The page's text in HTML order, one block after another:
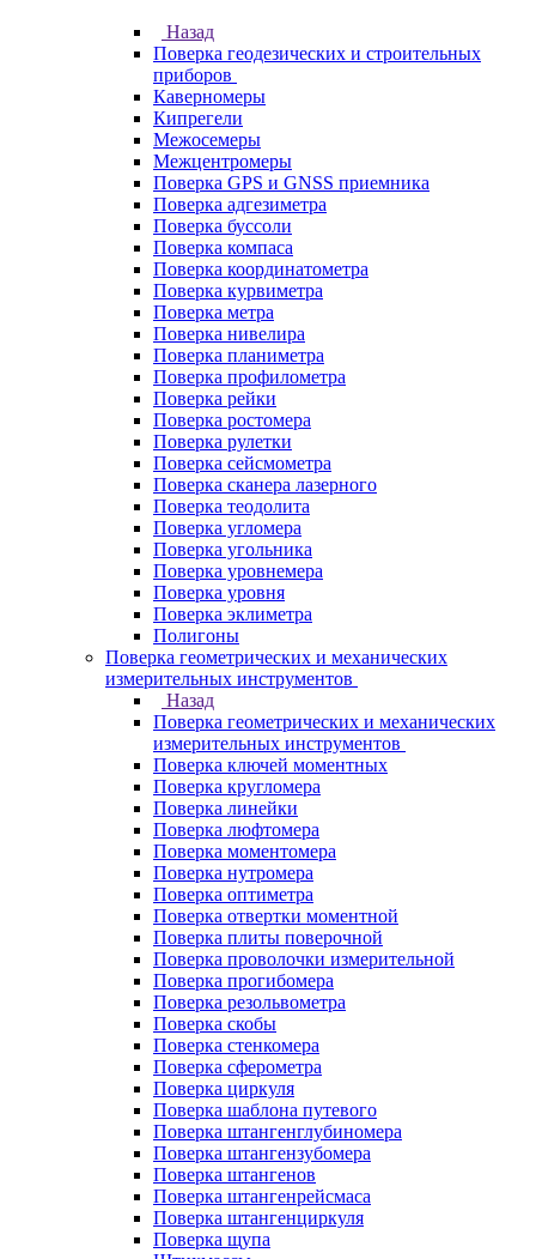
Назад
Поверка геодезических и строительных
приборов
Каверномеры
Кипрегели
Межосемеры
Межцентромеры
Поверка GPS и GNSS приемника
Поверка адгезиметра
Поверка буссоли
Поверка компаса
Поверка координатометра
Поверка курвиметра
Поверка метра
Поверка нивелира
Поверка планиметра
Поверка профилометра
Поверка рейки
Поверка ростомера
Поверка рулетки
Поверка сейсмометра
Поверка сканера лазерного
Поверка теодолита
Поверка угломера
Поверка угольника
Поверка уровнемера
Поверка уровня
Поверка эклиметра
Полигоны
Поверка геометрических и механических
измерительных инструментов
Назад
Поверка геометрических и механических
измерительных инструментов
Поверка ключей моментных
Поверка кругломера
Поверка линейки
Поверка люфтомера
Поверка моментомера
Поверка нутромера
Поверка оптиметра
Поверка отвертки моментной
Поверка плиты поверочной
Поверка проволочки измерительной
Поверка прогибомера
Поверка резольвометра
Поверка скобы
Поверка стенкомера
Поверка сферометра
Поверка циркуля
Поверка шаблона путевого
Поверка штангенглубиномера
Поверка штангензубомера
Поверка штангенов
Поверка штангенрейсмаса
Поверка штангенциркуля
Поверка щупа